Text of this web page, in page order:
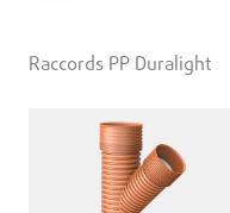
Raccords PP Duralight